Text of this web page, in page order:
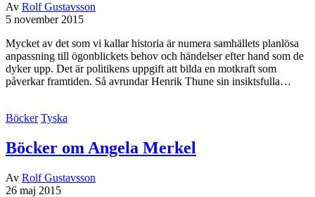
Av Rolf Gustavsson
5 november 2015
Mycket av det som vi kallar historia är numera samhällets planlösa
anpassning till ögonblickets behov och händelser efter hand som de
dyker upp. Det är politikens uppgift att bilda en motkraft som
påverkar framtiden. Så avrundar Henrik Thune sin insiktsfulla…
Böcker Tyska
Böcker om Angela Merkel
Av Rolf Gustavsson
26 maj 2015